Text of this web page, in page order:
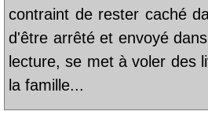
contraint de rester caché
d'être arrêté et envoyé
lecture, se met à voler des
la famille...